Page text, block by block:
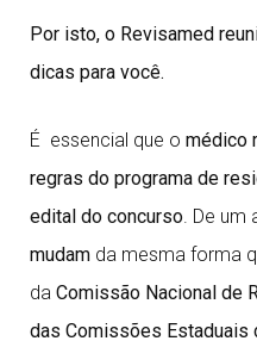
Por isto, o Revisamed
dicas para você.
É essencial que o médico
regras do programa de
edital do concurso. De um
mudam da mesma forma
da Comissão Nacional de
das Comissões Estaduais